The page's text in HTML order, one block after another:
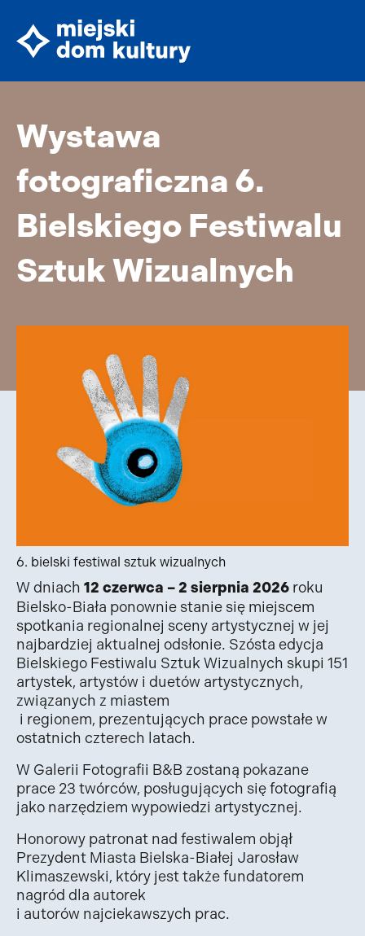
Wystawa
fotograficzna 6.
Bielskiego Festiwalu
Sztuk Wizualnych
6. bielski festiwal sztuk wizualnych
W dniach 12 czerwca – 2 sierpnia 2026 roku
Bielsko-Biała ponownie stanie się miejscem
spotkania regionalnej sceny artystycznej w jej
najbardziej aktualnej odsłonie. Szósta edycja
Bielskiego Festiwalu Sztuk Wizualnych skupi 151
artystek, artystów i duetów artystycznych,
związanych z miastem
i regionem, prezentujących prace powstałe w
ostatnich czterech latach.
W Galerii Fotografii B&B zostaną pokazane
prace 23 twórców, posługujących się fotografią
jako narzędziem wypowiedzi artystycznej.
Honorowy patronat nad festiwalem objął
Prezydent Miasta Bielska-Białej Jarosław
Klimaszewski, który jest także fundatorem
nagród dla autorek
i autorów najciekawszych prac.